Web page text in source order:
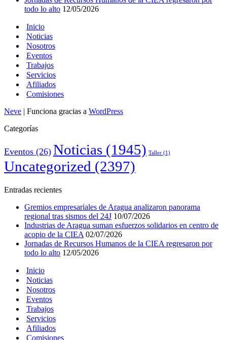
todo lo alto 12/05/2026
Inicio
Noticias
Nosotros
Eventos
Trabajos
Servicios
Afiliados
Comisiones
Neve | Funciona gracias a WordPress
Categorías
Eventos (26) Noticias (1945) Taller (1)
Uncategorized (2397)
Entradas recientes
Gremios empresariales de Aragua analizaron panorama
regional tras sismos del 24J 10/07/2026
Industrias de Aragua suman esfuerzos solidarios en centro de
acopio de la CIEA 02/07/2026
Jornadas de Recursos Humanos de la CIEA regresaron por
todo lo alto 12/05/2026
Inicio
Noticias
Nosotros
Eventos
Trabajos
Servicios
Afiliados
Comisiones